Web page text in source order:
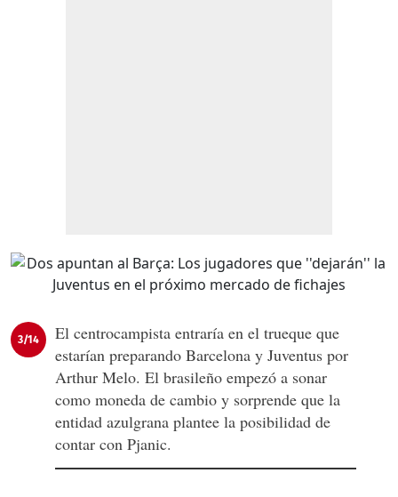
3/14
El centrocampista entraría en el trueque que
estarían preparando Barcelona y Juventus por
Arthur Melo. El brasileño empezó a sonar
como moneda de cambio y sorprende que la
entidad azulgrana plantee la posibilidad de
contar con Pjanic.